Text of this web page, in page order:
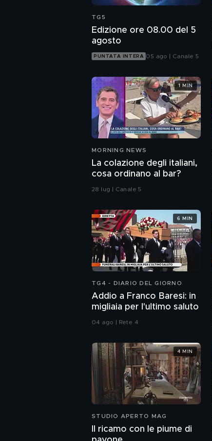
TG5
Edizione ore 08.00 del 5
agosto
PUNTATA INTERA 05 ago | Canale 5
MORNING NEWS
La colazione degli italiani,
cosa ordinano al bar?
28 lug | Canale 5
1 MIN
TG4 - DIARIO DEL GIORNO
Addio a Franco Baresi: in
migliaia per l'ultimo saluto
04 ago | Rete 4
6 MIN
STUDIO APERTO MAG
Il ricamo con le piume di
4 MIN